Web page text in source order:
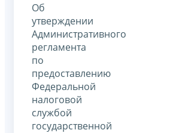
Об
утверждении
Административного
регламента
по
предоставлению
Федеральной
налоговой
службой
государственной